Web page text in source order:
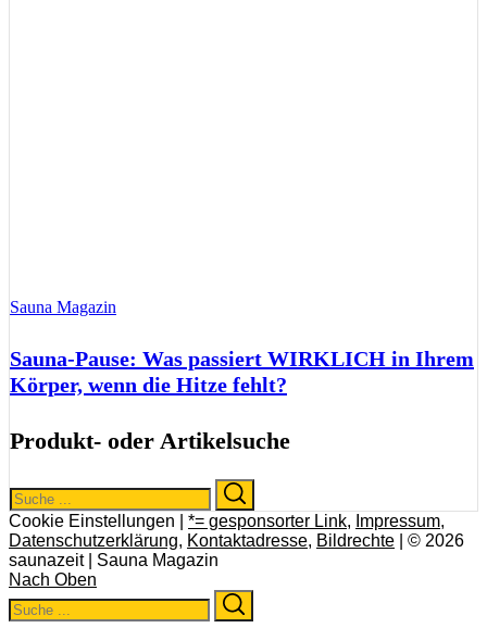
Sauna Magazin
Sauna-Pause: Was passiert WIRKLICH in Ihrem
Körper, wenn die Hitze fehlt?
Produkt- oder Artikelsuche
Search
for:
Cookie Einstellungen | *= gesponsorter Link, Impressum,
Datenschutzerklärung, Kontaktadresse, Bildrechte | © 2026
saunazeit | Sauna Magazin
Nach Oben
Search
for: